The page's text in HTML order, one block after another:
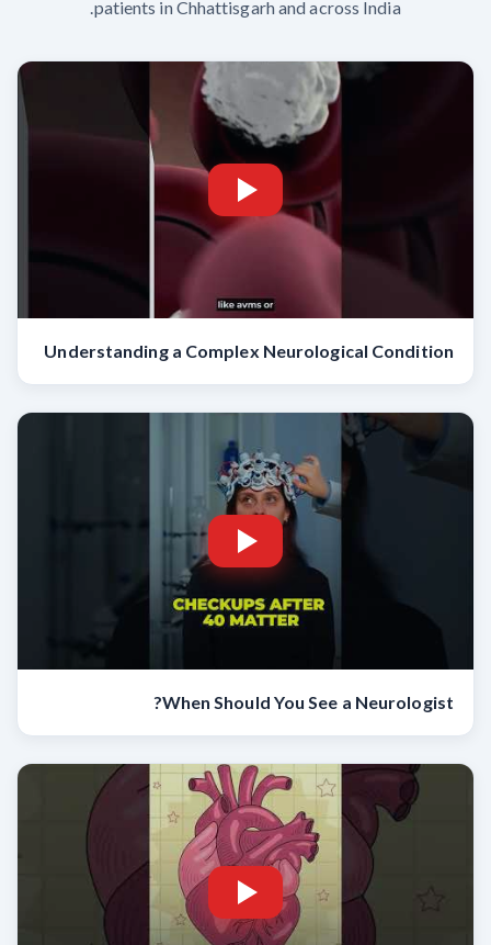
patients in Chhattisgarh and across India.
Understanding a Complex Neurological Condition
When Should You See a Neurologist?